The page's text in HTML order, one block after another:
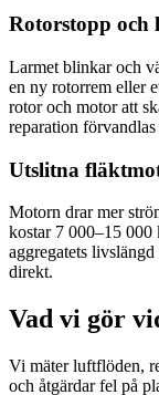
Rotorstopp och
Larmet blinkar och
en ny rotorrem eller
rotor och motor att
reparation
Utslitna
Motorn drar mer
kostar 7 000–15
aggregatets
direkt.
Vad vi gör
Vi mäter luftflöden,
och åtgärdar fel på